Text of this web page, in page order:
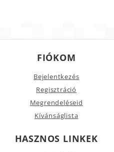
FIÓKOM
Bejelentkezés
Regisztráció
Megrendeléseid
Kívánságlista
HASZNOS LINKEK